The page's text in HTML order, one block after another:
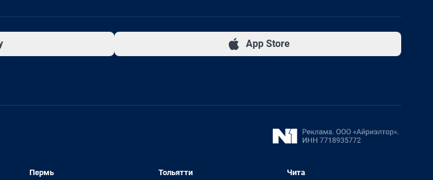
App Store
Пермь Тольятти Чита